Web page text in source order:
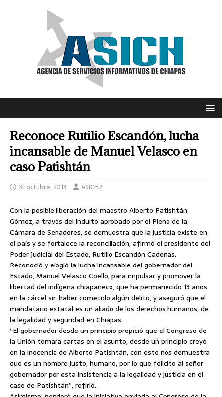
Reconoce Rutilio Escandón, lucha
incansable de Manuel Velasco en
caso Patishtán
31 octubre, 2013 ASICH2
Con la posible liberación del maestro Alberto Patishtán
Gómez, a través del indulto aprobado por el Pleno de la
Cámara de Senadores, se demuestra que la justicia existe en
el país y se fortalece la reconciliación, afirmó el presidente del
Poder Judicial del Estado, Rutilio Escandón Cadenas.
Reconoció y elogió la lucha incansable del gobernador del
Estado, Manuel Velasco Coello, para impulsar y promover la
libertad del indígena chiapaneco, que ha permanecido 13 años
en la cárcel sin haber cometido algún delito, y aseguró que el
mandatario estatal es un aliado de los derechos humanos,de
la legalidad y seguridad en Chiapas.
“El gobernador desde un principio propició que el Congreso de
la Unión tomara cartas en el asunto, desde un principio creyó
en la inocencia de Alberto Patishtán, con esto nos demuestra
que es un hombre justo, humano, por lo que felicito al señor
gobernador por esta insistencia a la legalidad y justicia en el
caso de Patishtán”, refirió.